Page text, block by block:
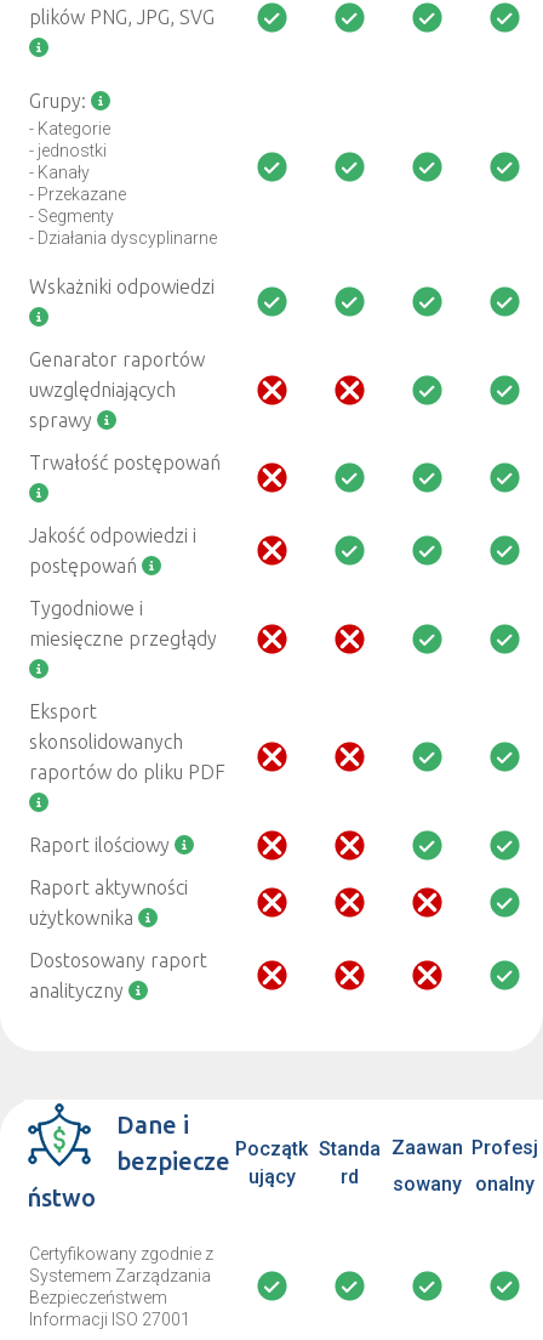
plików PNG, JPG, SVG
Grupy:
- Kategorie
- jednostki
- Kanały
- Przekazane
- Segmenty
- Działania dyscyplinarne
Wskażniki odpowiedzi
Genarator raportów
uwzględniających
sprawy
Trwałość postępowań
Jakość odpowiedzi i
postępowań
Tygodniowe i
miesięczne przegłądy
Eksport
skonsolidowanych
raportów do pliku PDF
Raport ilościowy
Raport aktywności
użytkownika
Dostosowany raport
analityczny
Dane i
bezpiecze
ństwo
Początk
ujący
Standa
rd
Zaawan
sowany
Profesj
onalny
Certyfikowany zgodnie z
Systemem Zarządzania
Bezpieczeństwem
Informacji ISO 27001